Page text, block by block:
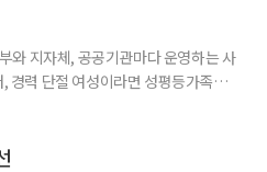
와 지자체, 공공기관마다 운영하는 사
경력 단절 여성이라면 성평등가족부
않은 사람을 위한 제도다. 개인별 취